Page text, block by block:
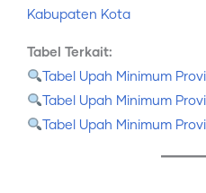
Kabupaten Kota
Tabel Terkait:
Tabel Upah Minimum
Tabel Upah Minimum
Tabel Upah Minimum